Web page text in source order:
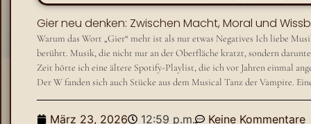
Gier neu denken: Zwischen Macht, Moral und
Warum das Wort „Gier“ mehr ist als nur etwas Negatives Ich liebe
berührt. Musik, die nicht nur an der Oberfläche kratzt, sondern
Zeit hörte ich eine ältere Spotify-Playlist, die ich vor Jahren einmal
Der W fanden sich auch Stücke aus dem Musical Tanz der Vampire.
März 23, 2026 12:59 p.m. Keine Kommentare